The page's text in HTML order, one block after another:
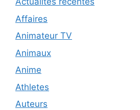
Affaires
Animateur TV
Animaux
Anime
Athletes
Auteurs